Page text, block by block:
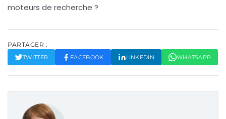
moteurs de recherche ?
PARTAGER :
TWITTER FACEBOOK LINKEDIN WHATSAPP